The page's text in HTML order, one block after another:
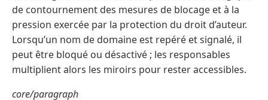
de contournement des mesures de blocage et à la
pression exercée par la protection du droit d’auteur.
Lorsqu’un nom de domaine est repéré et signalé, il
peut être bloqué ou désactivé ; les responsables
multiplient alors les miroirs pour rester accessibles.
core/paragraph